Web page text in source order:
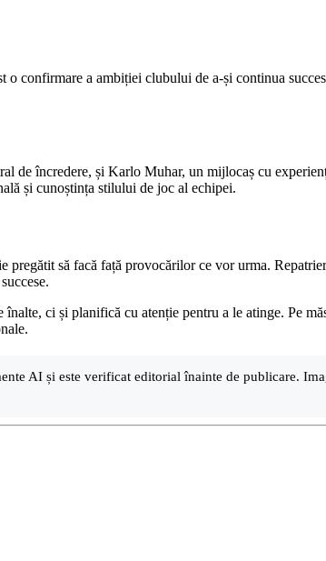
confirmare a ambiției clubului de a-și continua
de încredere, și Karlo Muhar, un mijlocaș cu
și cunoștința stilului de joc al echipei.
să facă față provocărilor ce vor urma.
ci și planifică cu atenție pentru a le atinge. Pe
AI și este verificat editorial înainte de publicare.